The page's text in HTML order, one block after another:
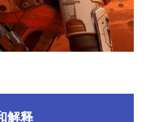
解释